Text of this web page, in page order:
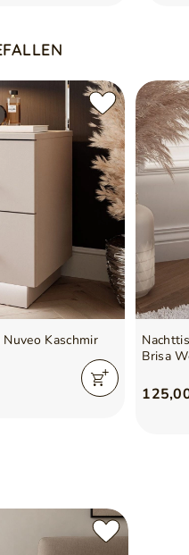
GrainGold Sp z o.o.
Kaschmir
Brisa